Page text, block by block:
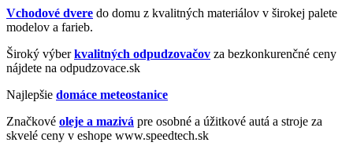
Vchodové dvere do domu z kvalitných materiálov v širokej palete
modelov a farieb.
Široký výberkvalitných odpudzovačov za bezkonkurenčné ceny
nájdete na odpudzovace.sk
Najlepšie domáce meteostanice
Značkové oleje a mazivá pre osobné a úžitkové autá a stroje za
skvelé ceny v eshope www.speedtech.sk